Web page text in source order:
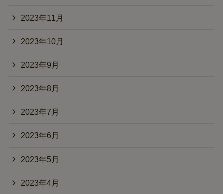
2023年11月
2023年10月
2023年9月
2023年8月
2023年7月
2023年6月
2023年5月
2023年4月